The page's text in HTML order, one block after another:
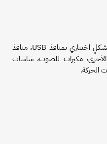
بعض أركان الأثاث الذكي يتم دمجها بشكلٍ اختياري بمنافذ USB، منافذ
مكبرات للصوت، شاشات
الحركة.